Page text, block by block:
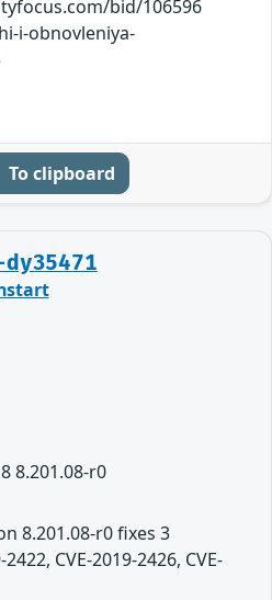
bid/106596
i-obnovleniya-
To clipboard
8.201.08-r0
8.201.08-r0 fixes 3
CVE-2019-2426, CVE-